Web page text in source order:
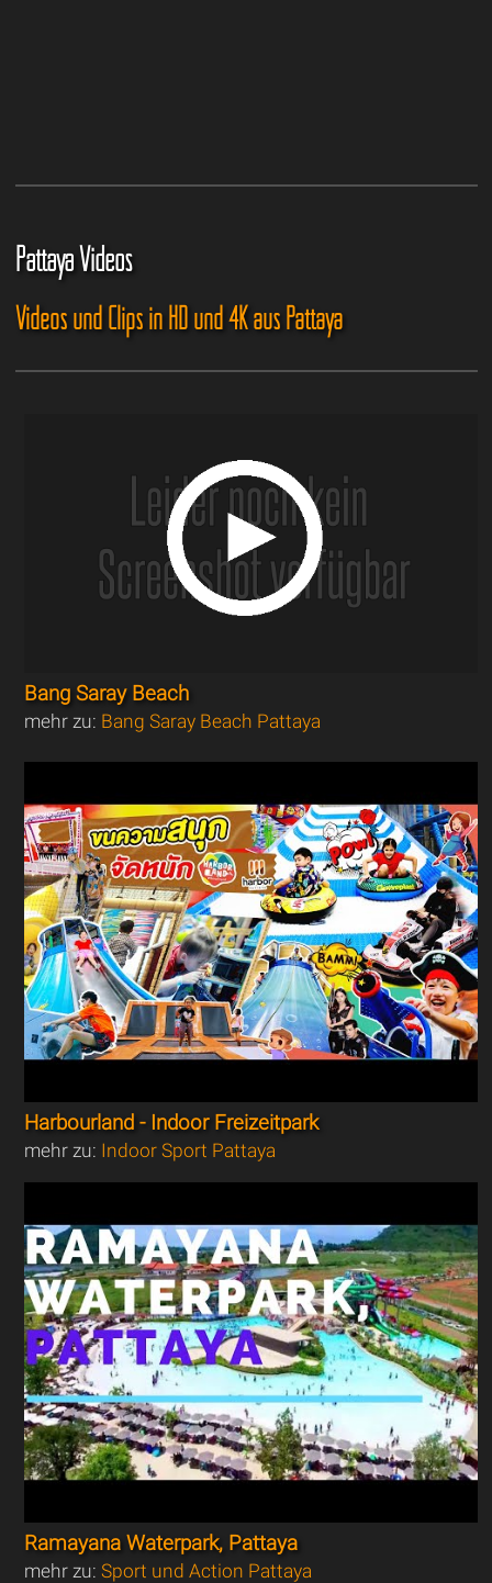
Pattaya Videos
Videos und Clips in HD und 4K aus Pattaya
Bang Saray Beach
mehr zu: Bang Saray Beach Pattaya
Harbourland - Indoor Freizeitpark
mehr zu: Indoor Sport Pattaya
Ramayana Waterpark, Pattaya
mehr zu:Sport und Action Pattaya